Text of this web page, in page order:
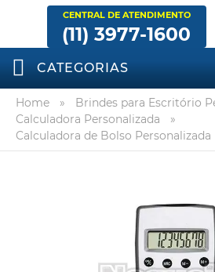
CENTRAL DE ATENDIMENTO
(11) 3977-1600
CATEGORIAS
Home » Brindes para Escritório
Calculadora Personalizada
»
Calculadora de Bolso Personalizada